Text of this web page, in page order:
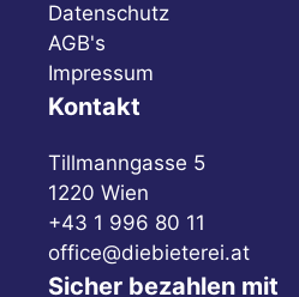
Datenschutz
AGB's
Impressum
Kontakt
Tillmanngasse 5
1220 Wien
+43 1 996 80 11
office@diebieterei.at
Sicher bezahlen mit